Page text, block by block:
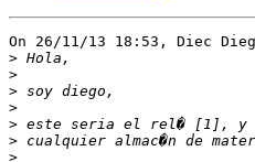
On 26/11/13 18:53, Diec
>
>
>
>
>
>
>